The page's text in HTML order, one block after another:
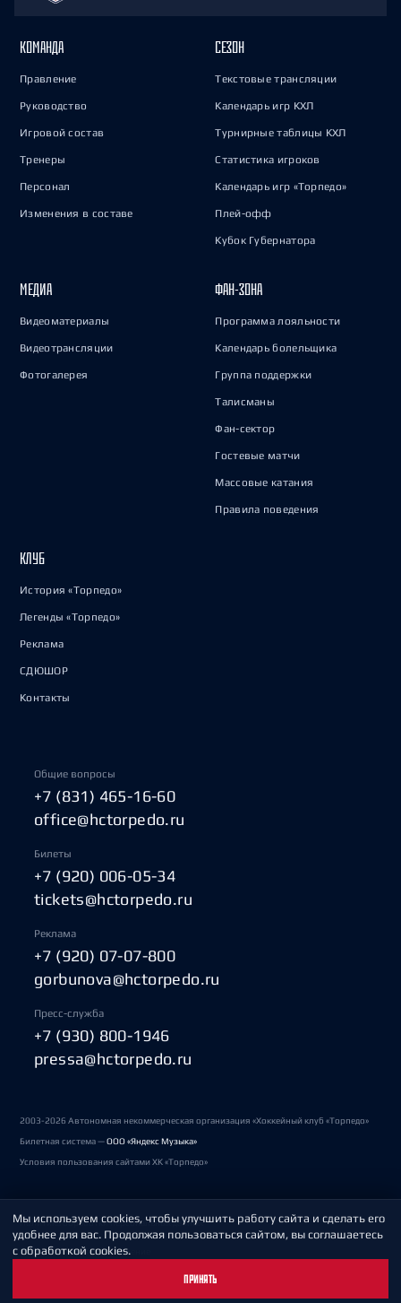
КОМАНДА
Правление
Руководство
Игровой состав
Тренеры
Персонал
Изменения в составе
СЕЗОН
Текстовые трансляции
Календарь игр КХЛ
Турнирные таблицы КХЛ
Статистика игроков
Календарь игр «Торпедо»
Плей-офф
Кубок Губернатора
МЕДИА
Видеоматериалы
Видеотрансляции
Фотогалерея
ФАН-ЗОНА
Программа лояльности
Календарь болельщика
Группа поддержки
Талисманы
Фан-сектор
Гостевые матчи
Массовые катания
Правила поведения
КЛУБ
История «Торпедо»
Легенды «Торпедо»
Реклама
СДЮШОР
Контакты
Общие вопросы
+7 (831) 465-16-60
office@hctorpedo.ru
Билеты
+7 (920) 006-05-34
tickets@hctorpedo.ru
Реклама
+7 (920) 07-07-800
gorbunova@hctorpedo.ru
Пресс-служба
+7 (930) 800-1946
pressa@hctorpedo.ru
2003-2026 Автономная некоммерческая организация «Хоккейный клуб «Торпедо»
Билетная система —ООО «Яндекс Музыка»
Условия пользования сайтами ХК «Торпедо»
Политика обработки персональных данных
Пользовательское соглашение
Мы используем cookies, чтобы улучшить работу сайта и сделать его
удобнее для вас. Продолжая пользоваться сайтом, вы соглашаетесь
с обработкой cookies.
ПРИНЯТЬ